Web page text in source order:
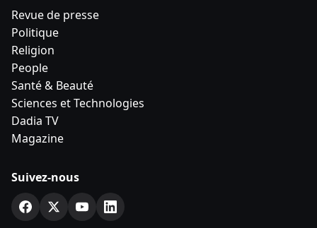
Revue de presse
Politique
Religion
People
Santé & Beauté
Sciences et Technologies
Dadia TV
Magazine
Suivez-nous